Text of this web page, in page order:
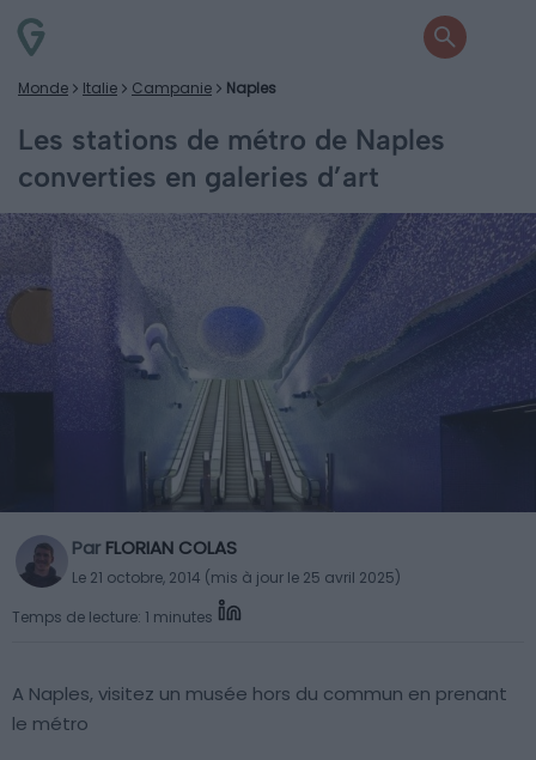
Monde Italie Campanie Naples
Les stations de métro de Naples
converties en galeries d’art
Par FLORIAN COLAS
Le 21 octobre, 2014 (mis à jour le 25 avril 2025)
Temps de lecture: 1 minutes
A Naples, visitez un musée hors du commun en prenant
le métro